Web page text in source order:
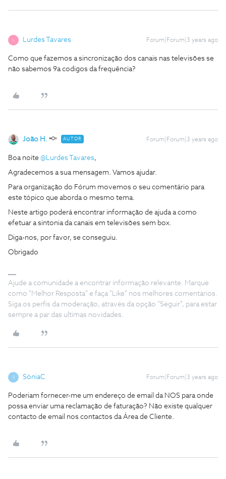
Lurdes Tavares Forum|Forum|3 years ago
Como que fazemos a sincronização dos canais nas televisões se
não sabemos 9a codigos da frequência?
João H. AUTOR Forum|Forum|3 years ago
Boa noite @Lurdes Tavares,
Agradecemos a sua mensagem. Vamos ajudar.
Para organização do Fórum movemos o seu comentário para
este tópico que aborda o mesmo tema.
Neste artigo poderá encontrar informação de ajuda a como
efetuar a sintonia da canais em televisões sem box.
Diga-nos, por favor, se conseguiu.
Obrigado
Ajude a comunidade a encontrar informação relevante. Marque
como "Melhor Resposta" e faça "Like" nos melhores comentários.
Siga os perfis da moderação, através da opção "Seguir", para estar
sempre a par das ultimas novidades.
S SóniaC Forum|Forum|3 years ago
Poderiam fornecer-me um endereço de email da NOS para onde
possa enviar uma reclamação de faturação? Não existe qualquer
contacto de email nos contactos da Área de Cliente.